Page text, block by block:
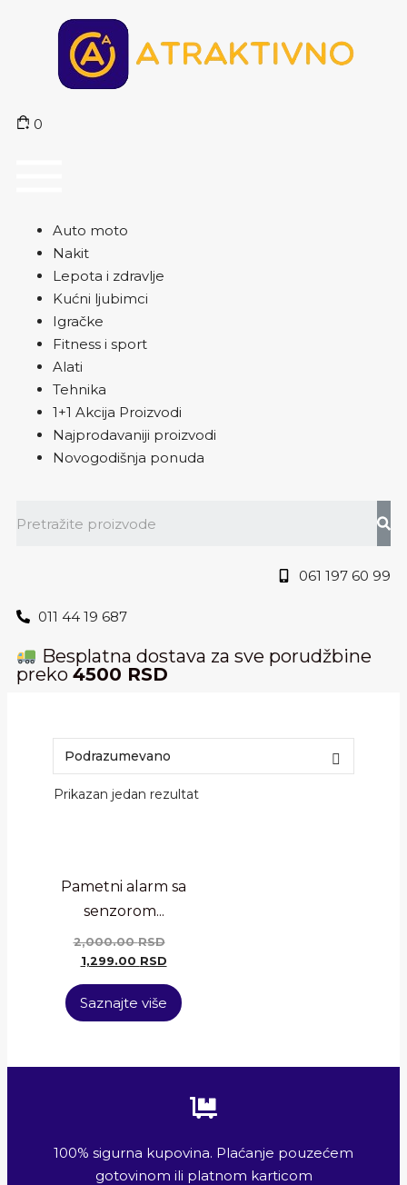
0
Auto moto
Nakit
Lepota i zdravlje
Kućni ljubimci
Igračke
Fitness i sport
Alati
Tehnika
1+1 Akcija Proizvodi
Najprodavaniji proizvodi
Novogodišnja ponuda
061 197 60 99
011 44 19 687
Besplatna dostava za sve porudžbine
preko 4500 RSD
Prikazan jedan rezultat
Pametni alarm sa
senzorom...
2,000.00RSD
1,299.00 RSD
Saznajte više
100% sigurna kupovina. Plaćanje pouzećem
gotovinom ili platnom karticom